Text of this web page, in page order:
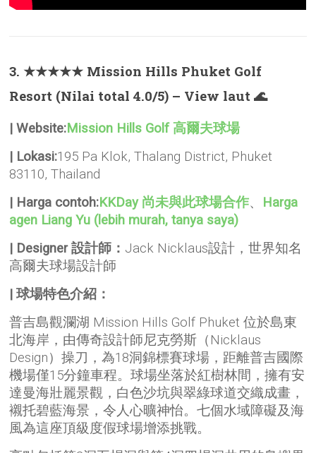
3. ★★★★★ Mission Hills Phuket Golf
Resort (Nilai total 4.0/5) – View laut 🌊
| Website:Mission Hills Golf 高爾夫球場
| Lokasi:195 Pa Klok, Thalang District, Phuket
83110, Thailand
| Harga contoh:KKDay 尚未與此球場合作、 Harga
agen Liang Yu (lebih murah, tanya saya)
| Designer 設計師： Jack Nicklaus設計，世界知名
高爾夫球場設計師
| 球場特色介紹：
普吉島觀瀾湖 Mission Hills Golf Phuket 位於島東
北海岸，由傳奇設計師尼克勞斯（Nicklaus
Design）操刀，為18洞錦標賽球場，距離普吉國際
機場僅15分鐘車程。球場坐落於紅樹林間，擁有安
達曼海壯麗景觀，白色沙坑與翠綠球道交織成畫，
襯托碧藍海景，令人心曠神怡。七個水域障礙及海
風為這座頂級度假球場增添挑戰。